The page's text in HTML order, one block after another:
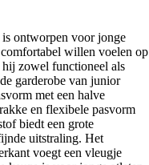
ontworpen voor jonge
willen voelen op
hij zowel functioneel als
garderobe van junior
met een halve
en flexibele pasvorm
biedt een grote
uitstraling. Het
voegt een vleugje